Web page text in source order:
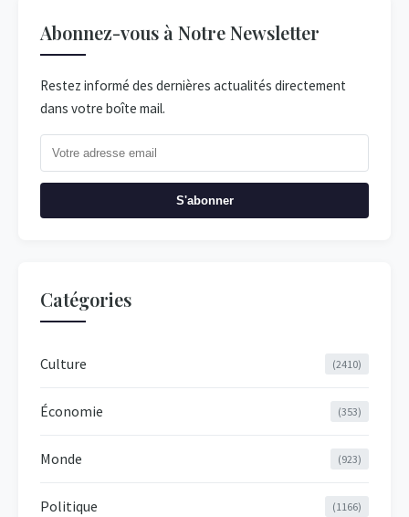
Abonnez-vous à Notre Newsletter
Restez informé des dernières actualités directement
dans votre boîte mail.
S'abonner
Catégories
Culture (2410)
Économie (353)
Monde (923)
Politique (1166)